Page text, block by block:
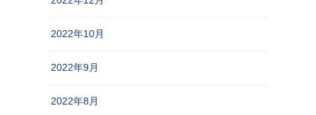
2022年10月
2022年9月
2022年8月